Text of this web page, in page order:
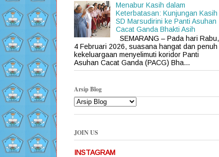
Menabur Kasih dalam
Keterbatasan: Kunjungan Kasih
SD Marsudirini ke Panti Asuhan
Cacat Ganda Bhakti Asih
SEMARANG – Pada hari Rabu,
4 Februari 2026, suasana hangat dan penuh
kekeluargaan menyelimuti koridor Panti
Asuhan Cacat Ganda (PACG) Bha...
Arsip Blog
JOIN US
INSTAGRAM